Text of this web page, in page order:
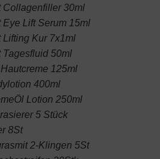
Collagenfiller 30ml
Lift Serum 15ml
Lifting Kur 7x1ml
Tagesfluid 50ml
125ml
400ml
Lotion 250ml
5 Stück
8St
2-Klingen 5St